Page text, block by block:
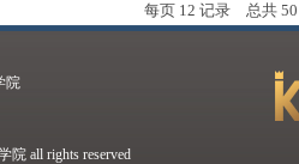
每页 12 记录 总共 50
院
all rights reserved